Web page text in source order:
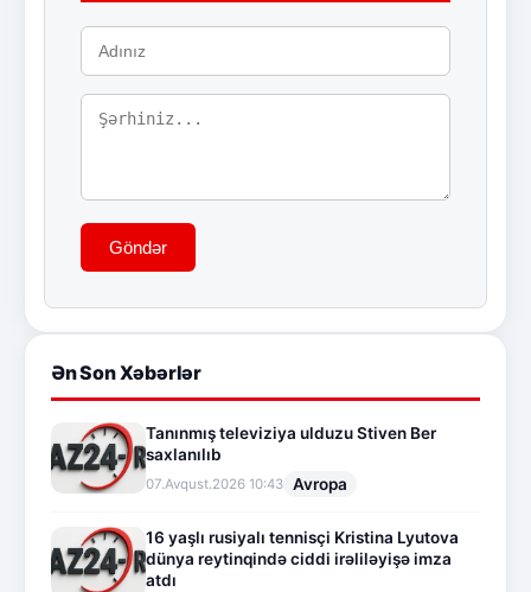
Göndər
Ən Son Xəbərlər
Tanınmış televiziya ulduzu Stiven Ber
saxlanılıb
07.Avqust.2026 10:43 Avropa
16 yaşlı rusiyalı tennisçi Kristina Lyutova
dünya reytinqində ciddi irəliləyişə imza
atdı